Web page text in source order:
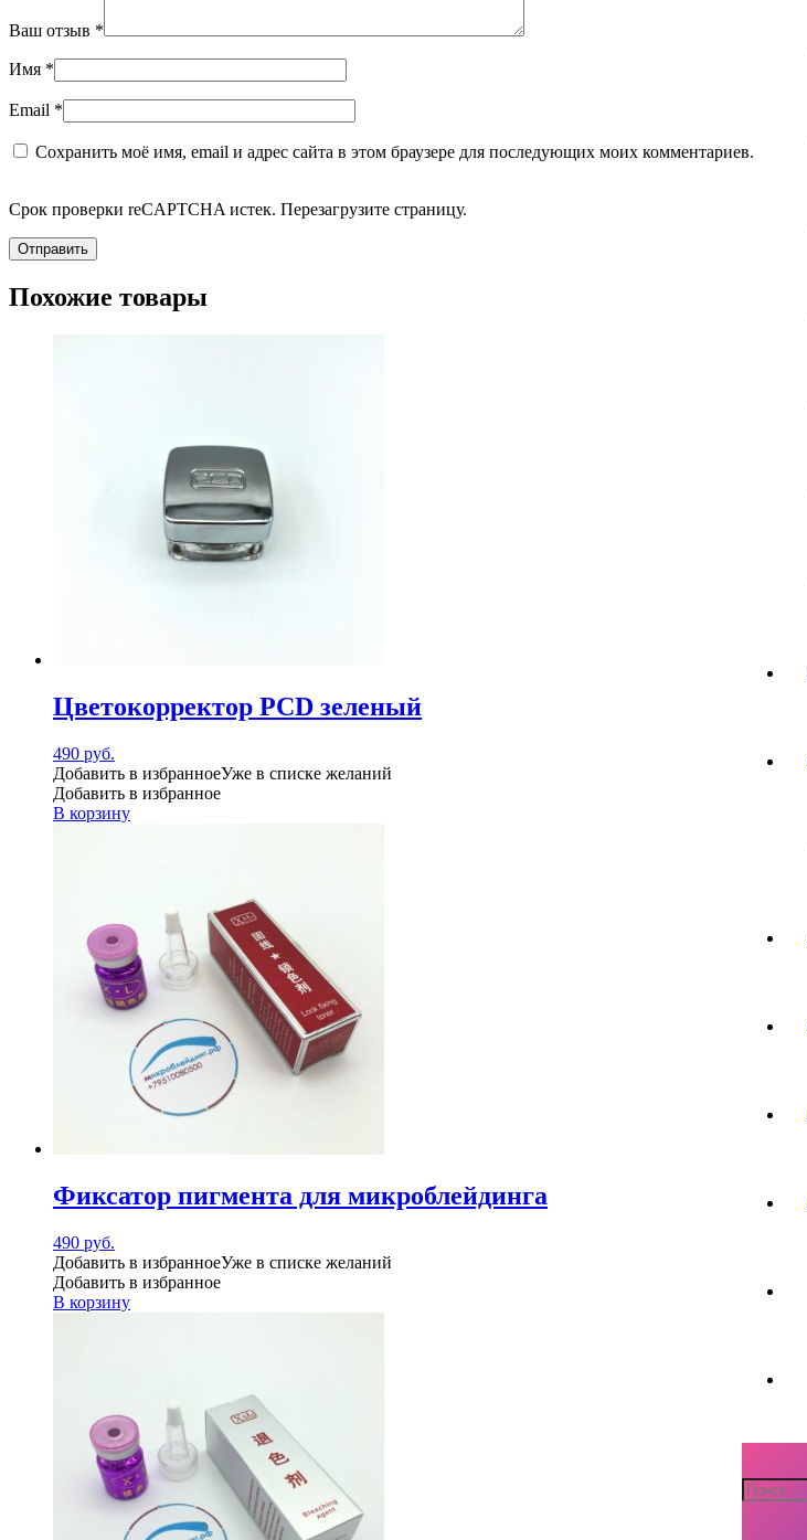
Ваш отзыв *
Имя *
Email *
Сохранить моё имя, email и адрес сайта в этом браузере для последующих моих комментариев.
Срок проверки reCAPTCHA истек. Перезагрузите страницу.
Похожие товары
Цветокорректор PCD зеленый
490 руб.
Добавить в избранноеУже в списке желаний
Добавить в избранное
В корзину
Фиксатор пигмента для микроблейдинга
490 руб.
Добавить в избранноеУже в списке желаний
Добавить в избранное
В корзину